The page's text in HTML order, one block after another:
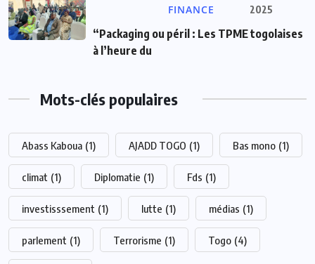
FINANCE 2025
“Packaging ou péril : Les TPME togolaises
à l’heure du
Mots-clés populaires
Abass Kaboua (1) AJADD TOGO (1) Bas mono (1)
climat (1) Diplomatie (1) Fds (1)
investisssement (1) lutte (1) médias (1)
parlement (1) Terrorisme (1) Togo (4)